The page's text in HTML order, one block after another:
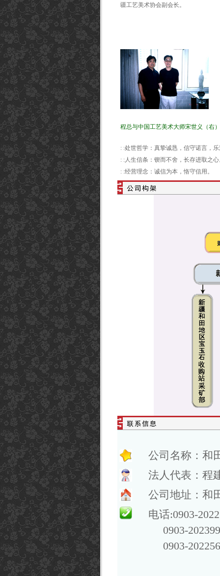
疆工艺美术协会副会长。
程总与中国工艺美术大师宋世义（右
: :处世哲学：真挚诚恳，信守诺言，
: :人生信条：锲而不舍，长存进取之
: :经营理念：诚信为本，恪守信用。
公司名称：和
法人代表：程
公司地址：和
电话:0903-
0903-
0903-